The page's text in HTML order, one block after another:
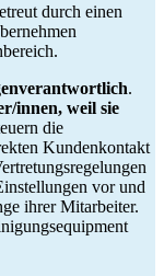
durch einen
.
innen, weil sie
die
Kundenkontakt
vor und
ihrer Mitarbeiter.